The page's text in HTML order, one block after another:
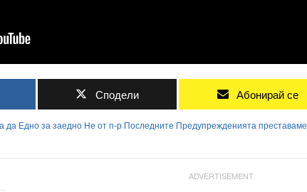
Сподели Абонирай се
да Едно за заедно Не от п-р Последните Предупрежденията преставаме
ADVERTISEMENT